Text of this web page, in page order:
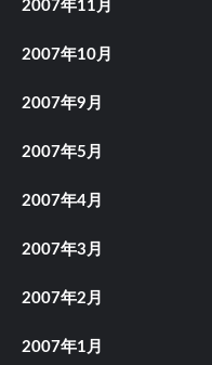
2007年11月
2007年10月
2007年9月
2007年5月
2007年4月
2007年3月
2007年2月
2007年1月